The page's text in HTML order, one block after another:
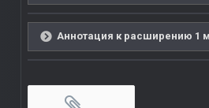
Аннотация к расширению 1